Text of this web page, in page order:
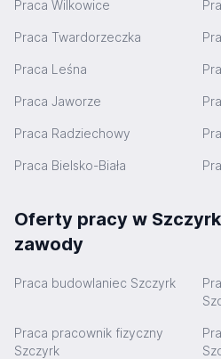
Praca Wilkowice
Praca Twardorzeczka
Praca Leśna
Praca Jaworze
Praca Radziechowy
Praca Bielsko-Biała
Oferty pracy w
zawody
Praca budowlaniec Szczyrk
Praca pracownik fizyczny
Szczyrk